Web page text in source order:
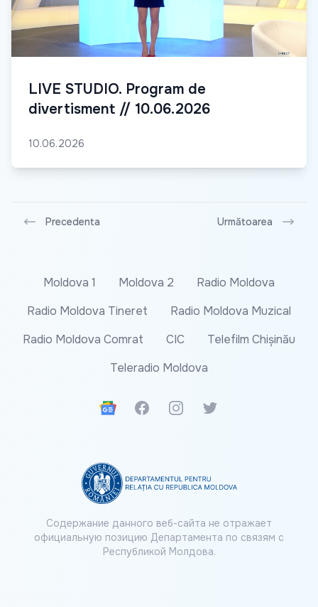
LIVE STUDIO. Program de
divertisment // 10.06.2026
10.06.2026
Precedenta Următoarea
Moldova 1 Moldova 2
Radio Moldova
Radio Moldova Tineret
Radio Moldova Muzical
Radio Moldova Comrat
CIC
Telefilm Chișinău
Teleradio Moldova
Google News
FacebookInstagramTwitter
Содержание данного веб-сайта не отражает
официальную позицию Департамента по связям с
Республикой Молдова.